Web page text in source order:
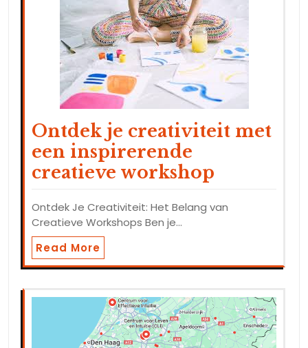
Ontdek je creativiteit met
een inspirerende
creatieve workshop
Ontdek Je Creativiteit: Het Belang van
Creatieve Workshops Ben je…
Read More